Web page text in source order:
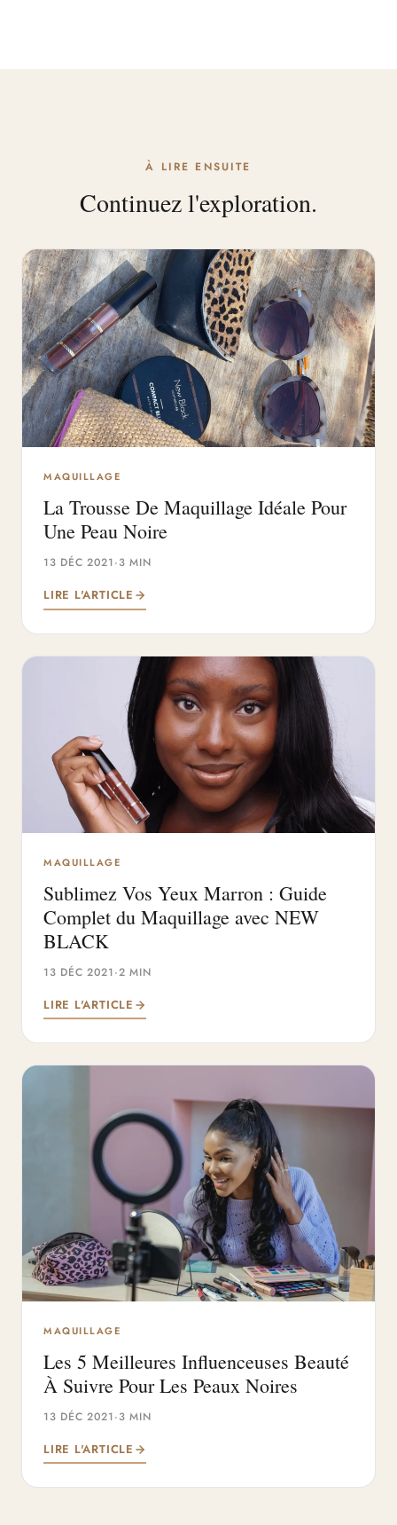
À LIRE ENSUITE
Continuez l'exploration.
MAQUILLAGE
La Trousse De Maquillage Idéale Pour
Une Peau Noire
13 DÉC 2021·3 MIN
LIRE L'ARTICLE
MAQUILLAGE
Sublimez Vos Yeux Marron : Guide
Complet du Maquillage avec NEW
BLACK
13 DÉC 2021·2 MIN
LIRE L'ARTICLE
MAQUILLAGE
Les 5 Meilleures Influenceuses Beauté
À Suivre Pour Les Peaux Noires
13 DÉC 2021·3 MIN
LIRE L'ARTICLE